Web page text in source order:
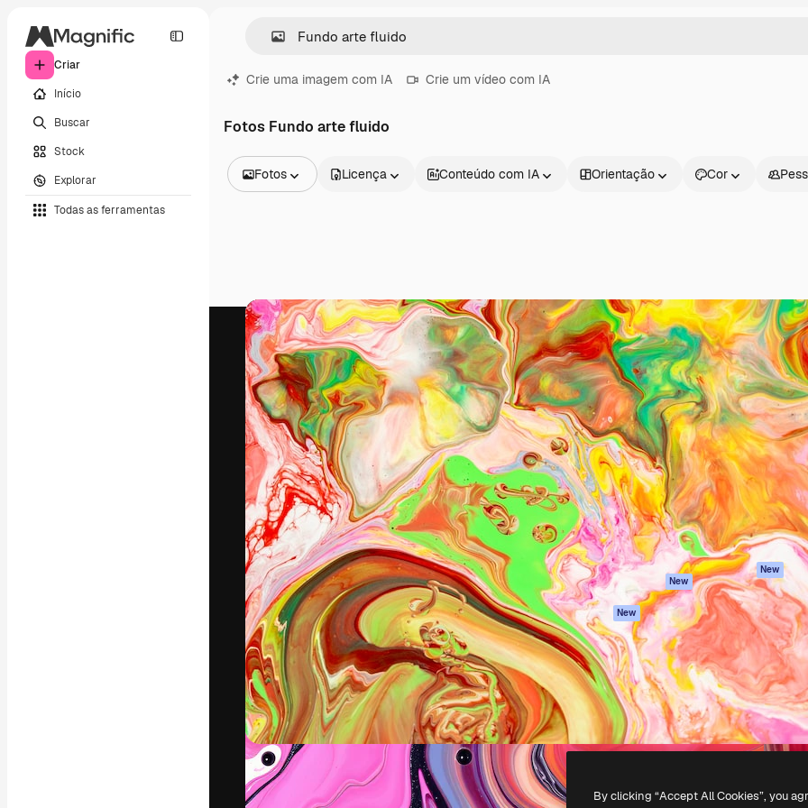
Criar
Início
Buscar
Stock
Explorar
Todas as ferramentas
Crie uma imagem com IA Crie um vídeo com IA
Fotos Fundo arte fluido
Fotos
Vídeos
Clipes de vídeo
Animações
Modelos de vídeos
Ícones
Modelos 3D
Fontes
Licença Conteúdo com IA Orientação Cor
A plataforma criativa para você direcionar
seu melhor trabalho. Mais de 1 milhão de
assinantes entre criativos, empresas,
agências e estúdios.
Português
Produtos
Spaces
Assistente de IA
Gerador de
imagens
Gerador de vídeos
Texto para voz
Conteúdo de stock
MCP para
Claude/ChatGPT
New
Agentes New
API
App móvel
Todas as
ferramentas
Começar
Academy
Documentação
Atendimento
Termos e
condições
Política de
privacidade
Originais New
Política de
Central de
confiabilidade
Afiliados
Empresas
Copyright © 2010-2026 Freepik Company S.L.U. Todos os direitos reservados.
By clicking “Accept All Cookies”, you